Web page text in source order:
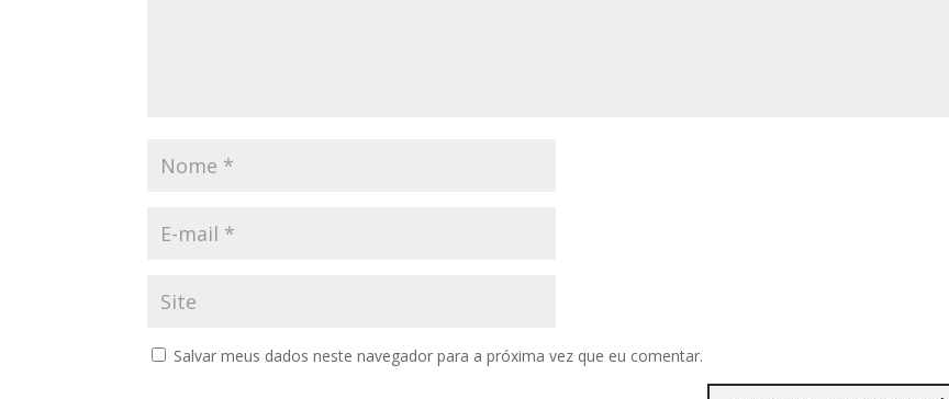
Salvar meus dados neste navegador para a próxima vez que eu comentar.